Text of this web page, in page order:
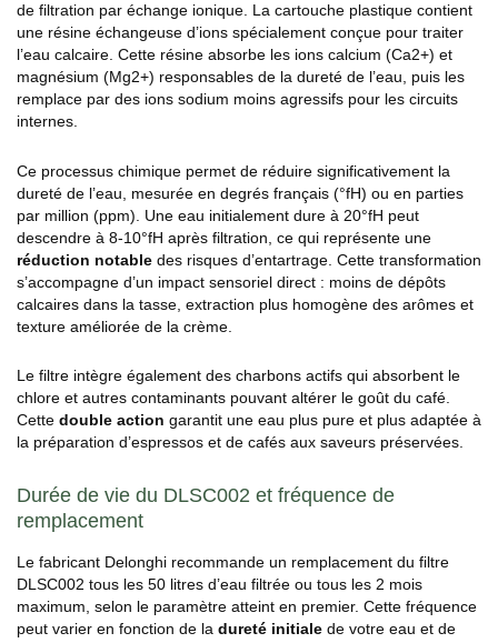
de filtration par échange ionique. La cartouche plastique contient
une résine échangeuse d’ions spécialement conçue pour traiter
l’eau calcaire. Cette résine absorbe les ions calcium (Ca2+) et
magnésium (Mg2+) responsables de la dureté de l’eau, puis les
remplace par des ions sodium moins agressifs pour les circuits
internes.
Ce processus chimique permet de réduire significativement la
dureté de l’eau, mesurée en degrés français (°fH) ou en parties
par million (ppm). Une eau initialement dure à 20°fH peut
descendre à 8-10°fH après filtration, ce qui représente une
réduction notable des risques d’entartrage. Cette transformation
s’accompagne d’un impact sensoriel direct : moins de dépôts
calcaires dans la tasse, extraction plus homogène des arômes et
texture améliorée de la crème.
Le filtre intègre également des charbons actifs qui absorbent le
chlore et autres contaminants pouvant altérer le goût du café.
Cette double action garantit une eau plus pure et plus adaptée à
la préparation d’espressos et de cafés aux saveurs préservées.
Durée de vie du DLSC002 et fréquence de
remplacement
Le fabricant Delonghi recommande un remplacement du filtre
DLSC002 tous les 50 litres d’eau filtrée ou tous les 2 mois
maximum, selon le paramètre atteint en premier. Cette fréquence
peut varier en fonction de la dureté initiale de votre eau et de